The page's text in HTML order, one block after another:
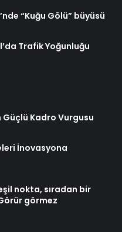
“Kuğu Gölü” büyüsü
Trafik Yoğunluğu
Güçlü Kadro Vurgusu
İnovasyona
nokta, sıradan bir
görmez